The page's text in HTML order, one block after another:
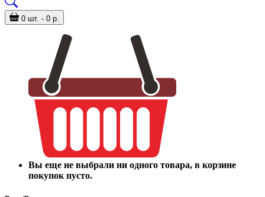
0 шт. - 0 р.
Вы еще не выбрали ни одного товара, в корзине
покупок пусто.